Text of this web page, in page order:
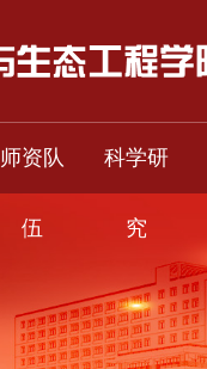
师资队
伍
科学研
究